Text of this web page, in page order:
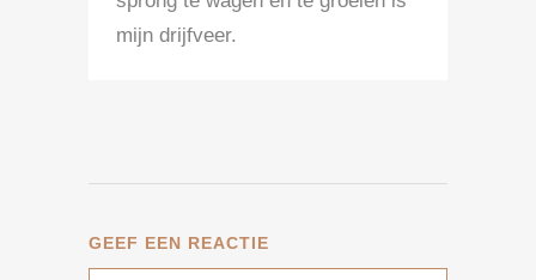
mijn drijfveer.
GEEF EEN REACTIE